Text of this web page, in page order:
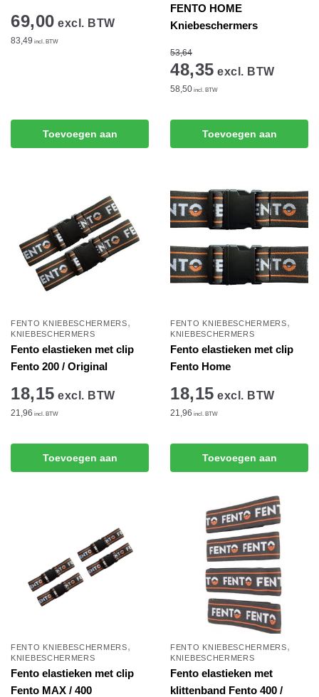
69,00 excl. BTW
83,49 incl. BTW
Toevoegen aan
FENTO HOME
Kniebeschermers
53,64
48,35 excl. BTW
58,50 incl. BTW
Toevoegen aan
FENTO KNIEBESCHERMERS,
KNIEBESCHERMERS
Fento elastieken met clip
Fento 200 / Original
18,15 excl. BTW
21,96 incl. BTW
Toevoegen aan
FENTO KNIEBESCHERMERS,
KNIEBESCHERMERS
Fento elastieken met clip
Fento Home
18,15 excl. BTW
21,96 incl. BTW
Toevoegen aan
FENTO KNIEBESCHERMERS,
KNIEBESCHERMERS
Fento elastieken met clip
Fento MAX / 400
FENTO KNIEBESCHERMERS,
KNIEBESCHERMERS
Fento elastieken met
klittenband Fento 400 /